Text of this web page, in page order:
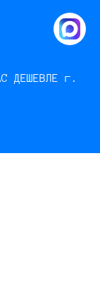
ДЕШЕВЛЕ г.